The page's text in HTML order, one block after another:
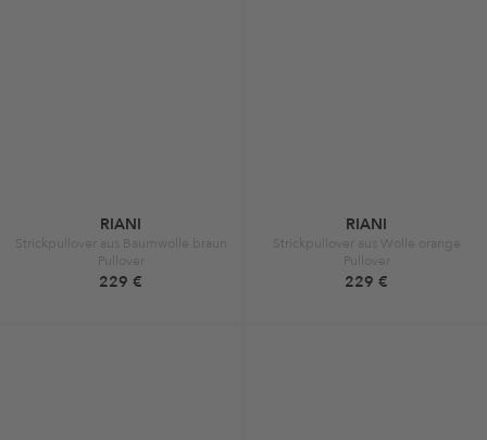
RIANI
Strickpullover aus Baumwolle braun
Pullover
229 €
RIANI
Strickpullover aus Wolle orange
Pullover
229 €